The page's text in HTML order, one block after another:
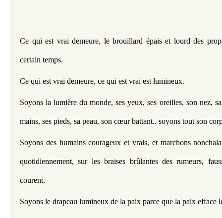
Ce qui est vrai demeure, le brouillard épais et lourd des
certain temps.
Ce qui est vrai demeure, ce qui est vrai est lumineux.
Soyons la lumière du monde, ses yeux, ses oreilles, son nez,
mains, ses pieds, sa peau, son cœur battant.. soyons tout son
Soyons des humains courageux et vrais, et marchons
quotidiennement, sur les braises brûlantes des rumeurs,
courent.
Soyons le drapeau lumineux de la paix parce que la paix efface